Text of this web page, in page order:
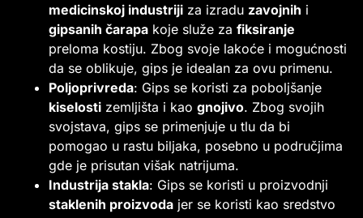
medicinskoj industriji za izradu zavojnih i
gipsanih čarapa koje služe za fiksiranje
preloma kostiju. Zbog svoje lakoće i mogućnosti
da se oblikuje, gips je idealan za ovu primenu.
Poljoprivreda: Gips se koristi za poboljšanje
kiselosti zemljišta i kao gnojivo. Zbog svojih
svojstava, gips se primenjuje u tlu da bi
pomogao u rastu biljaka, posebno u područjima
gde je prisutan višak natrijuma.
Industrija stakla: Gips se koristi u proizvodnji
staklenih proizvoda jer se koristi kao sredstvo